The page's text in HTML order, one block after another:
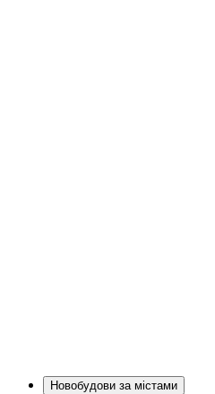
Новобудови за містами